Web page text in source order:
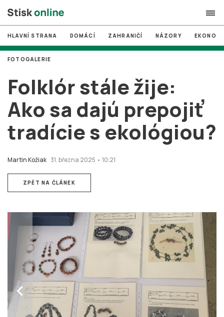
search
# MUNI
# Brno
# volby
login PŘIHLÁSIT SE
HLAVNÍ STRANA DOMÁCÍ ZAHRANIČÍ NÁZORY
Folklór stále žije:
Ako sa dajú prepojiť
tradície s ekológiou?
Martin Kožiak 31. března 2025 • 10:21
FOTOGALERIE
ZPĚT NA ČLÁNEK
chevron_left